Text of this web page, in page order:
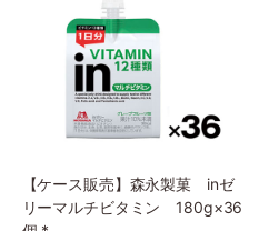
【ケース販売】森永製菓 inゼ
リーマルチビタミン 180g×36